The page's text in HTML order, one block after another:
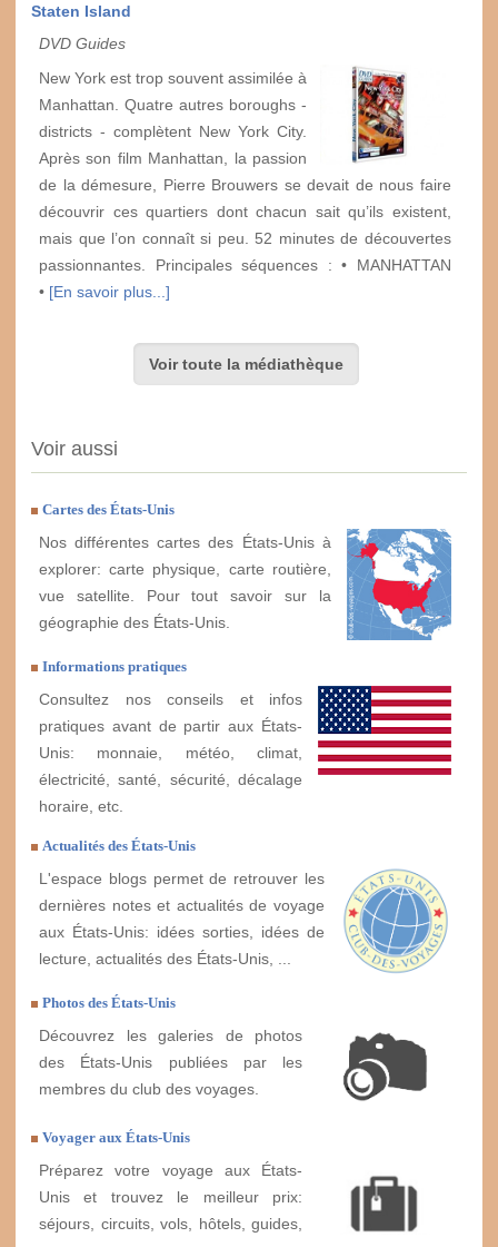
Staten Island
DVD Guides
New York est trop souvent assimilée à
Manhattan. Quatre autres boroughs -
districts - complètent New York City.
Après son film Manhattan, la passion
de la démesure, Pierre Brouwers se devait de nous faire
découvrir ces quartiers dont chacun sait qu’ils existent,
mais que l’on connaît si peu. 52 minutes de découvertes
passionnantes. Principales séquences : • MANHATTAN
• [En savoir plus...]
Voir toute la médiathèque
Voir aussi
Cartes des États-Unis
Nos différentes cartes des États-Unis à
explorer: carte physique, carte routière,
vue satellite. Pour tout savoir sur la
géographie des États-Unis.
Informations pratiques
Consultez nos conseils et infos
pratiques avant de partir aux États-
Unis: monnaie, météo, climat,
électricité, santé, sécurité, décalage
horaire, etc.
Actualités des États-Unis
L'espace blogs permet de retrouver les
dernières notes et actualités de voyage
aux États-Unis: idées sorties, idées de
lecture, actualités des États-Unis, ...
Photos des États-Unis
Découvrez les galeries de photos
des États-Unis publiées par les
membres du club des voyages.
Voyager aux États-Unis
Préparez votre voyage aux États-
Unis et trouvez le meilleur prix:
séjours, circuits, vols, hôtels, guides,